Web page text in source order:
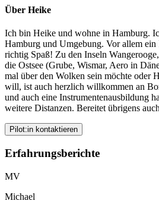
Über Heike
Ich bin Heike und wohne in Hamburg.
Hamburg und Umgebung. Vor allem ein
richtig Spaß! Zu den Inseln
die Ostsee (Grube, Wismar, Aero in
mal über den Wolken sein möchte oder
will, ist auch herzlich willkommen an
und auch eine Instrumentenausbildung
weitere Distanzen. Bereitet übrigens
Pilot:in kontaktieren
Erfahrungsberichte
MV
Michael